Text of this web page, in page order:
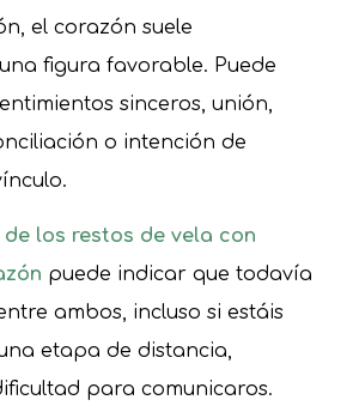
el corazón suele
figura favorable. Puede
sinceros, unión,
o intención de
los restos de vela con
puede indicar que todavía
ambos, incluso si estáis
etapa de distancia,
para comunicaros.